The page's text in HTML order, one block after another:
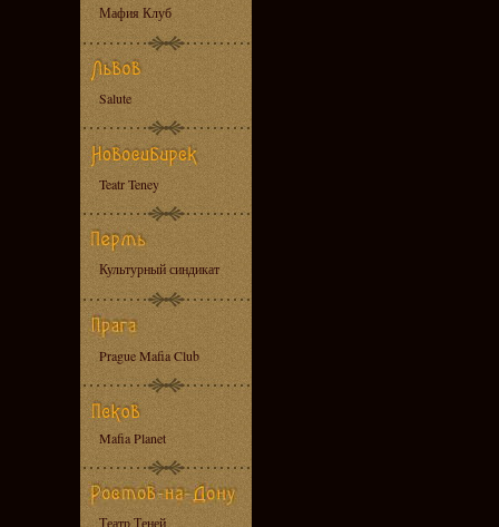
Мафия Клуб
Salute
Teatr Teney
Культурный синдикат
Prague Mafia Club
Mafia Planet
Театр Теней